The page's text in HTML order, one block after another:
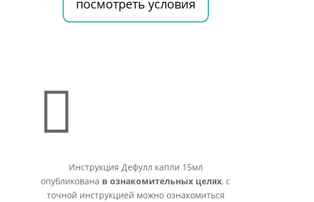
посмотреть условия

Инструкция Дефулл капли 15мл
опубликована в ознакомительных целях, с
точной инструкцией можно ознакомиться